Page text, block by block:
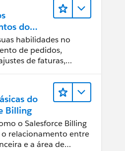
do
do
Billing
habilidades no
de pedidos,
de faturas,
do
Billing
o Salesforce Billing
relacionamento entre
e a área de